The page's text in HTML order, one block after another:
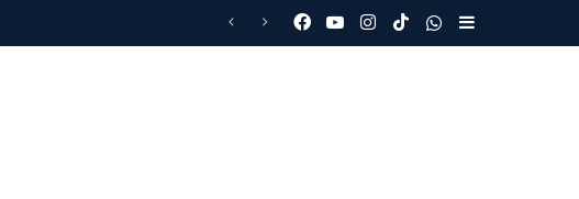
Facebook
YouTubeInstagram
TikTokWhatsApp
Barra Lateral